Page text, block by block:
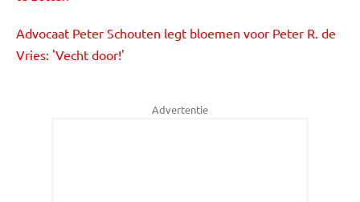
Advocaat Peter Schouten legt bloemen voor Peter R. de
Vries: 'Vecht door!'
Advertentie